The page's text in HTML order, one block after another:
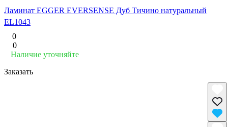
Ламинат EGGER EVERSENSE Дуб Тичино натуральный
EL1043
0
0
Наличие уточняйте
Заказать